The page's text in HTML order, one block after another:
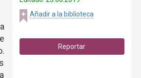
Añadir a la biblioteca
Reportar